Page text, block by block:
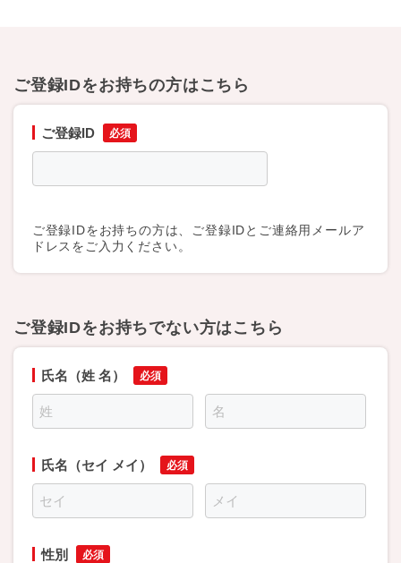
ご登録IDをお持ちの方はこちら
ご登録ID
ご登録IDをお持ちの方は、ご登録IDとご連絡用メールア
ドレスをご入力ください。
ご登録IDをお持ちでない方はこちら
氏名（姓 名）
氏名（セイ メイ）
性別